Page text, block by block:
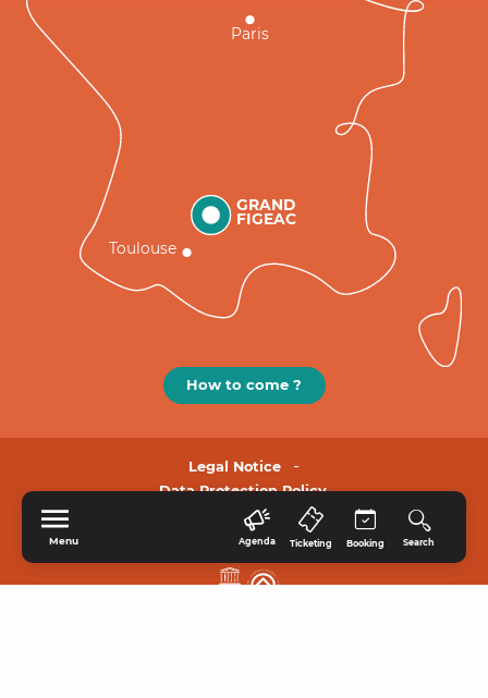
Menu Agenda Ticketing Booking Search
GRAND
FIGEAC
Toulouse
Paris
How to come ?
Legal Notice
Data Protection Policy.